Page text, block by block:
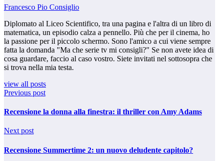
Francesco Pio Consiglio
Diplomato al Liceo Scientifico, tra una pagina e l'altra di un libro di
matematica, un episodio calza a pennello. Più che per il cinema, ho
la passione per il piccolo schermo. Sono l'amico a cui viene sempre
fatta la domanda "Ma che serie tv mi consigli?" Se non avete idea di
cosa guardare, faccio al caso vostro. Siete invitati nel sottosopra che
si trova nella mia testa.
view all posts
Previous post
Recensione la donna alla finestra: il thriller con Amy Adams
Next post
Recensione Summertime 2: un nuovo deludente capitolo?